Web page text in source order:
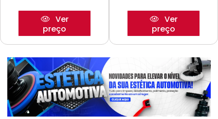
Ver
preço
Ver
preço